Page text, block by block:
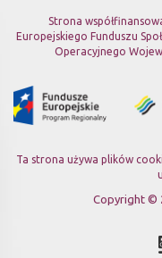
Strona
Europejskiego Funduszu
Operacyjnego
Ta strona używa plików
Copyright ©